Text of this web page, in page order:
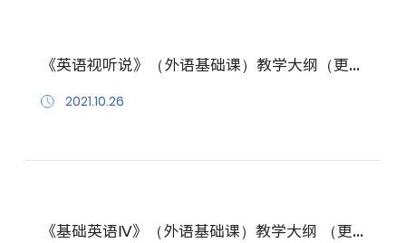
《英语视听说》（外语基础课）教学大纲（更新至 202110）
2021.10.26
《基础英语Ⅳ》（外语基础课）教学大纲 （更新至 202110）